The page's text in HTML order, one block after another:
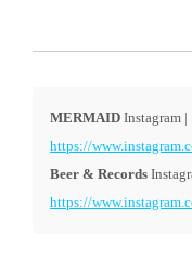
MERMAID Instagram |
https://
Beer & Records
https://